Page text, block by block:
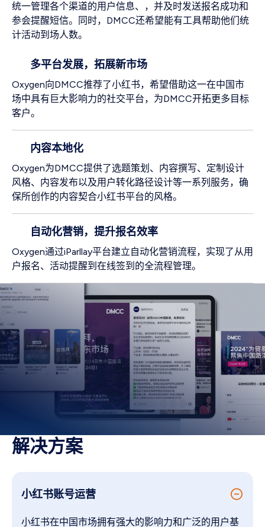
统一管理各个渠道的用户信息、，并及时发送报名成功和
参会提醒短信。同时，DMCC还希望能有工具帮助他们统
计活动到场人数。
多平台发展，拓展新市场
Oxygen向DMCC推荐了小红书，希望借助这一在中国市
场中具有巨大影响力的社交平台，为DMCC开拓更多目标
客户。
内容本地化
Oxygen为DMCC提供了选题策划、内容撰写、定制设计
风格、内容发布以及用户转化路径设计等一系列服务，确
保所创作的内容契合小红书平台的风格。
自动化营销，提升报名效率
Oxygen通过iParllay平台建立自动化营销流程，实现了从用
户报名、活动提醒到在线签到的全流程管理。
解决方案
小红书账号运营
小红书在中国市场拥有强大的影响力和广泛的用户基